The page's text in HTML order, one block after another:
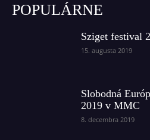
POPULÁRNE
Sziget festival
15. augusta 2019
Slobodná
2019 v MMC
8. decembra 2019